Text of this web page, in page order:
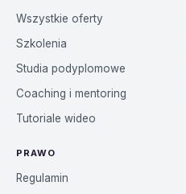
Wszystkie oferty
Szkolenia
Studia podyplomowe
Coaching i mentoring
Tutoriale wideo
PRAWO
Regulamin